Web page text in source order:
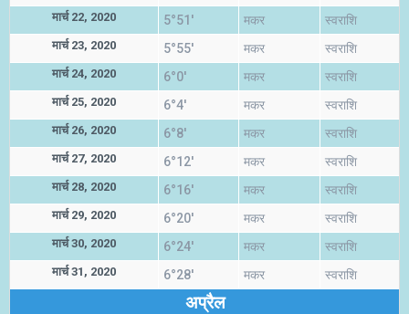
मार्च 22, 2020 5°51' मकर स्वराशि
मार्च 23, 2020 5°55' मकर स्वराशि
मार्च 24, 2020 6°0' मकर स्वराशि
मार्च 25, 2020 6°4' मकर स्वराशि
मार्च 26, 2020 6°8' मकर स्वराशि
मार्च 27, 2020 6°12' मकर स्वराशि
मार्च 28, 2020 6°16' मकर स्वराशि
मार्च 29, 2020 6°20' मकर स्वराशि
मार्च 30, 2020 6°24' मकर स्वराशि
मार्च 31, 2020 6°28' मकर स्वराशि
अप्रैल